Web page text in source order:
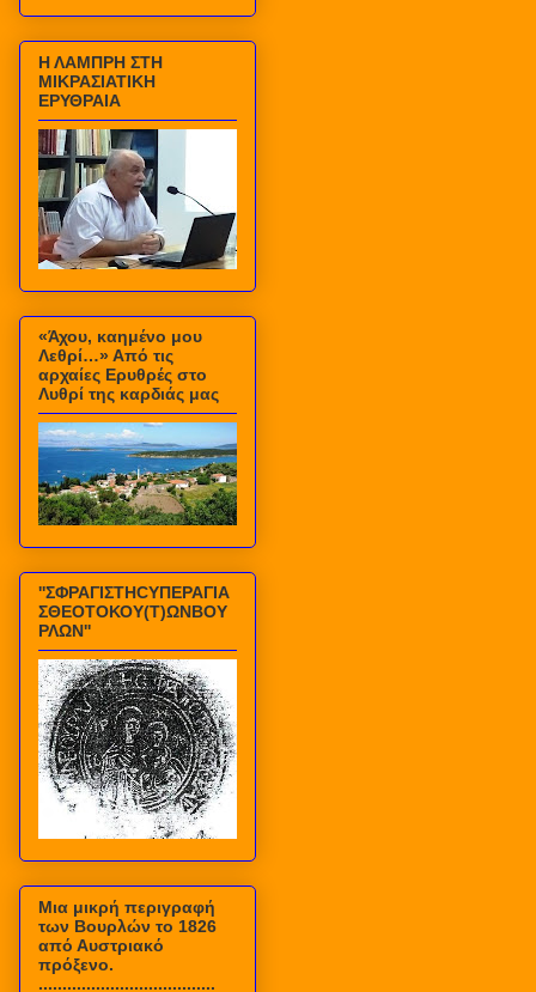
Η ΛΑΜΠΡΗ ΣΤΗ
ΜΙΚΡΑΣΙΑΤΙΚΗ
ΕΡΥΘΡΑΙΑ
«Άχου, καημένο μου
Λεθρί…» Από τις
αρχαίες Ερυθρές στο
Λυθρί της καρδιάς μας
''ΣΦΡΑΓΙΣΤΗCΥΠΕΡΑΓΙΑ
ΣΘΕΟΤΟΚΟΥ(Τ)ΩΝΒΟΥ
ΡΛΩΝ''
Mια μικρή περιγραφή
των Βουρλών το 1826
από Αυστριακό
πρόξενο.
.....................................